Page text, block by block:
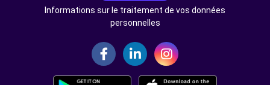
Informations sur le traitement de vos données
personnelles